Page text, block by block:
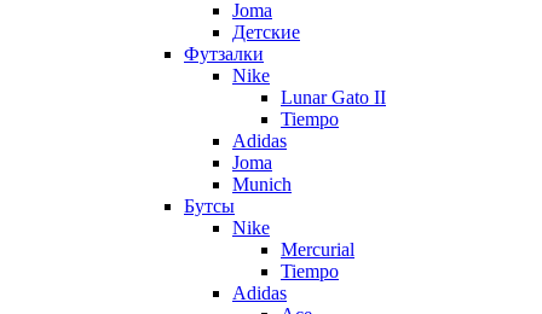
Joma
Детские
Футзалки
Nike
Lunar Gato II
Tiempo
Adidas
Joma
Munich
Бутсы
Nike
Mercurial
Tiempo
Adidas